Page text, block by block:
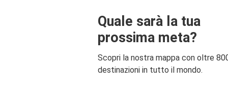
Quale sarà la tua
prossima meta?
Scopri la nostra mappa con oltre
destinazioni in tutto il mondo.